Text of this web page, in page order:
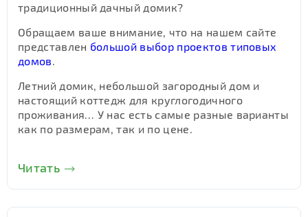
традиционный дачный домик?
Обращаем ваше внимание, что на нашем сайте
представлен большой выбор проектов типовых
домов.
Летний домик, небольшой загородный дом и
настоящий коттедж для круглогодичного
проживания… У нас есть самые разные варианты
как по размерам, так и по цене.
Читать